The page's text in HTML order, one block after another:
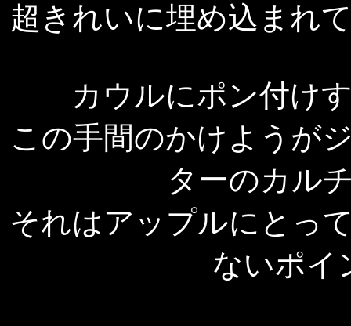
超きれいに埋め込まれ
カウルにポン付け
この手間のかけようが
ターのカル
それはアップルにとっ
ないポイ